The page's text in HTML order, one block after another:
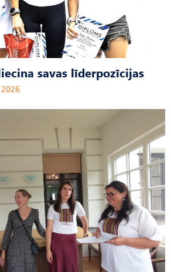
savas līderpozīcijas